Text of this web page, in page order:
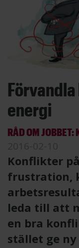
energi
RÅD OM
Konflikter
frustration,
leda till att
en bra
stället ge ny